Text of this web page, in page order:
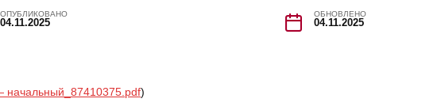
ОПУБЛИКОВАНО
04.11.2025
ОБНОВЛЕНО
04.11.2025
начальный_87410375.pdf)